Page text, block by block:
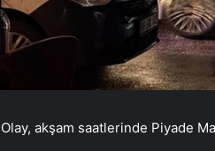
Olay, akşam saatlerinde Piyade